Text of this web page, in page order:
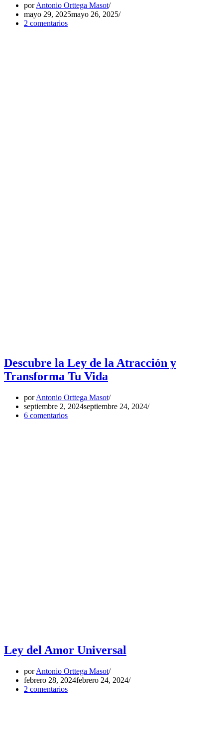
porAntonio Orttega Masot
mayo 29, 2025mayo 26, 2025
2 comentarios
Descubre la Ley de la Atracción y
Transforma Tu Vida
porAntonio Orttega Masot
septiembre 2, 2024septiembre 24, 2024
6 comentarios
Ley del Amor Universal
porAntonio Orttega Masot
febrero 28, 2024febrero 24, 2024
2 comentarios